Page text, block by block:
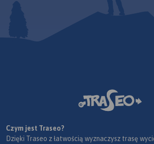
Czym jest Traseo?
Dzięki Traseo z łatwością wyznaczysz trasę